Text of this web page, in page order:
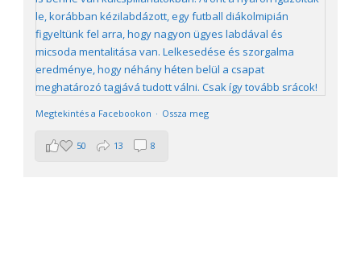
Megtekintés a Facebookon · Ossza meg
50 13 8